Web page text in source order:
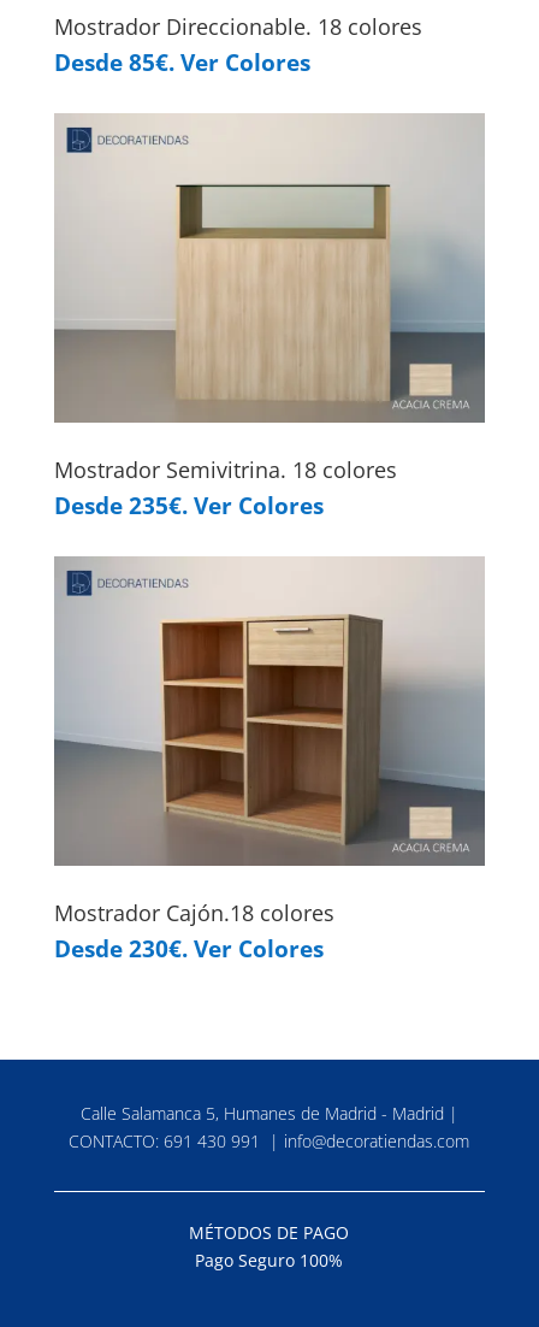
Mostrador Direccionable. 18 colores
Desde 85€. Ver Colores
Mostrador Semivitrina. 18 colores
Desde 235€. Ver Colores
Mostrador Cajón.18 colores
Desde 230€. Ver Colores
Calle Salamanca 5, Humanes de Madrid - Madrid |
CONTACTO:691 430 991 | info@decoratiendas.com
MÉTODOS DE PAGO
Pago Seguro 100%